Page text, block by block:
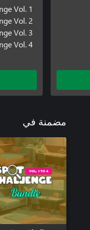
Vol. 1
Vol. 2
Vol. 3
Vol. 4
مضمنة في